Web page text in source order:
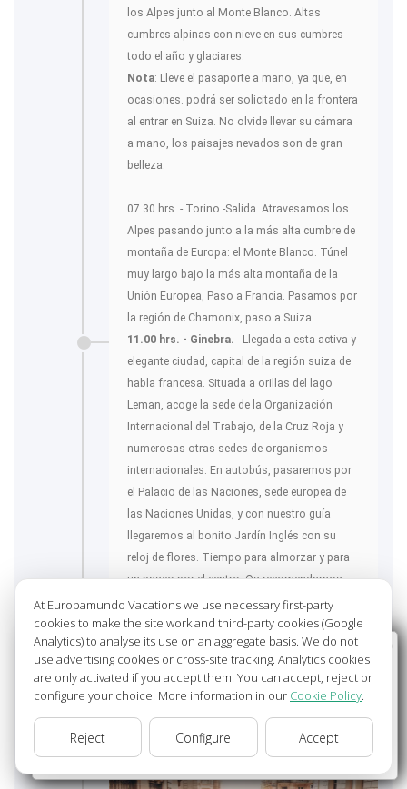
los Alpes junto al Monte Blanco. Altas
cumbres alpinas con nieve en sus cumbres
todo el año y glaciares.
Nota: Lleve el pasaporte a mano, ya que, en
ocasiones. podrá ser solicitado en la frontera
al entrar en Suiza. No olvide llevar su cámara
a mano, los paisajes nevados son de gran
belleza.
07.30 hrs. - Torino -Salida. Atravesamos los
Alpes pasando junto a la más alta cumbre de
montaña de Europa: el Monte Blanco. Túnel
muy largo bajo la más alta montaña de la
Unión Europea, Paso a Francia. Pasamos por
la región de Chamonix, paso a Suiza.
11.00 hrs. - Ginebra. - Llegada a esta activa y
elegante ciudad, capital de la región suiza de
habla francesa. Situada a orillas del lago
Leman, acoge la sede de la Organización
Internacional del Trabajo, de la Cruz Roja y
numerosas otras sedes de organismos
internacionales. En autobús, pasaremos por
el Palacio de las Naciones, sede europea de
las Naciones Unidas, y con nuestro guía
llegaremos al bonito Jardín Inglés con su
reloj de flores. Tiempo para almorzar y para
un paseo por el centro. Os recomendamos
acercaros al lago para contemplar el "Jet d
´Eau", la fuente más alta de Europa.
14.00 hrs. - Ginebra -Salida. Atravesamos el
centro de Francia viajando hacia París.
77ºF - 81ºF - GINEBRA 79ºF - 79ºF
Wellcome to Europamundo Vacations, your in the
international site of:
Bienvenido a Europamundo Vacaciones, está usted en el
sitio internacional de:
USA(en) change/cambiar
At Europamundo Vacations we use necessary first-party
cookies to make the site work and third-party cookies (Google
Analytics) to analyse its use on an aggregate basis. We do not
use advertising cookies or cross-site tracking. Analytics cookies
are only activated if you accept them. You can accept, reject or
configure your choice. More information in our Cookie Policy.
Reject Configure Accept